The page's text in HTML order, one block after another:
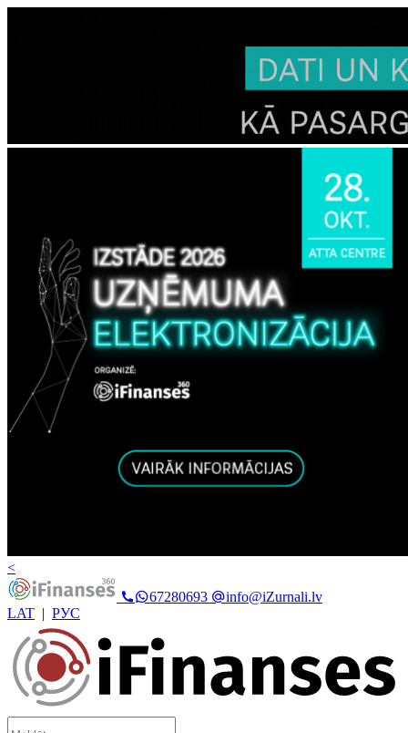
<
67280693
info@iZurnali.lv
LAT | РУС